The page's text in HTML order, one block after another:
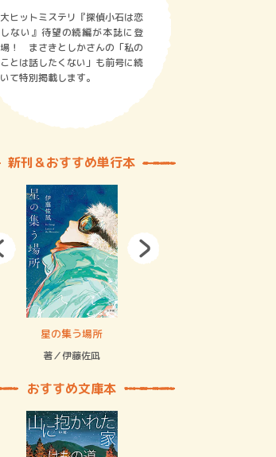
大ヒットミステリ『探偵小石は恋
しない』待望の続編が本誌に登
場！ まさきとしかさんの「私の
ことは話したくない」も前号に続
いて特別掲載します。
新刊＆おすすめ単行本
星の集う場所
著／伊藤佐凪
おすすめ文庫本